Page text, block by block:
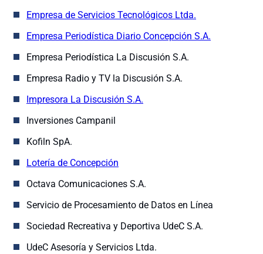
Empresa de Servicios Tecnológicos Ltda.
Empresa Periodística Diario Concepción S.A.
Empresa Periodística La Discusión S.A.
Empresa Radio y TV la Discusión S.A.
Impresora La Discusión S.A.
Inversiones Campanil
Kofiln SpA.
Lotería de Concepción
Octava Comunicaciones S.A.
Servicio de Procesamiento de Datos en Línea
Sociedad Recreativa y Deportiva UdeC S.A.
UdeC Asesoría y Servicios Ltda.